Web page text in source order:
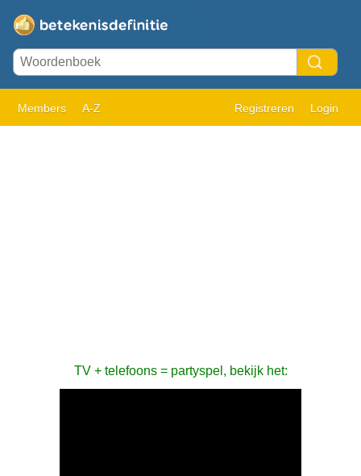
Members A-Z Registreren Login
TV + telefoons = partyspel, bekijk het: